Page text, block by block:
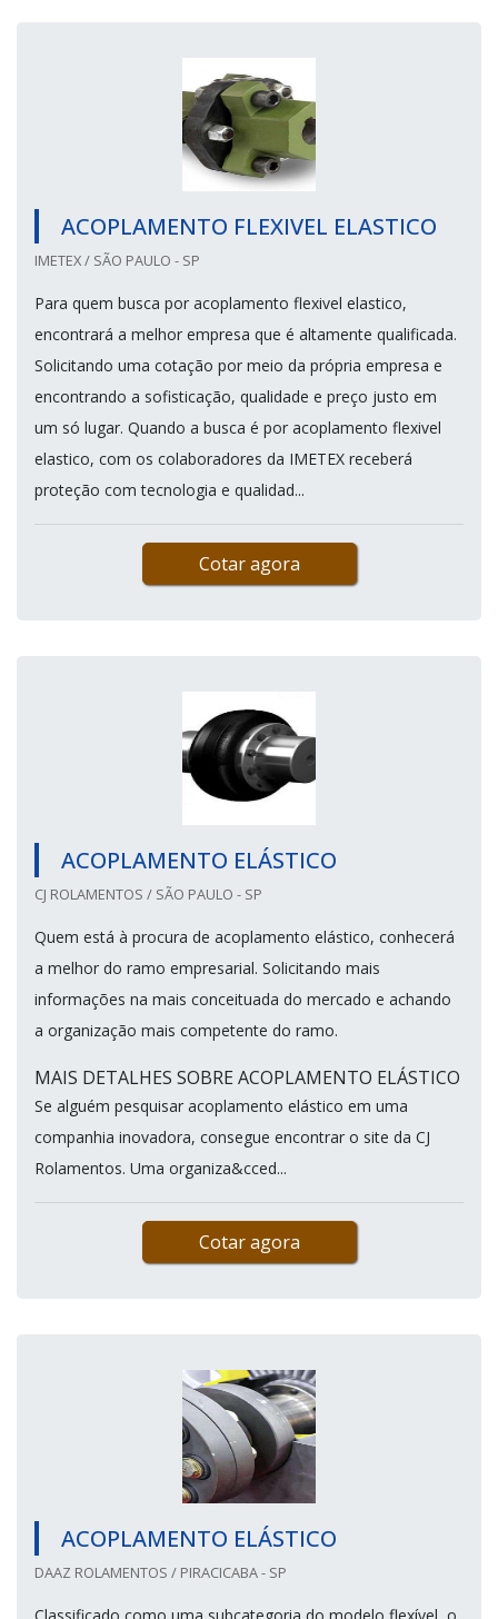
ACOPLAMENTO FLEXIVEL ELASTICO
IMETEX / SÃO PAULO - SP
Para quem busca por acoplamento flexivel elastico,
encontrará a melhor empresa que é altamente qualificada.
Solicitando uma cotação por meio da própria empresa e
encontrando a sofisticação, qualidade e preço justo em
um só lugar. Quando a busca é por acoplamento flexivel
elastico, com os colaboradores da IMETEX receberá
proteção com tecnologia e qualidad...
Cotar agora
ACOPLAMENTO ELÁSTICO
CJ ROLAMENTOS / SÃO PAULO - SP
Quem está à procura de acoplamento elástico, conhecerá
a melhor do ramo empresarial. Solicitando mais
informações na mais conceituada do mercado e achando
a organização mais competente do ramo.
MAIS DETALHES SOBRE ACOPLAMENTO ELÁSTICO
Se alguém pesquisar acoplamento elástico em uma
companhia inovadora, consegue encontrar o site da CJ
Rolamentos. Uma organiza&cced...
Cotar agora
ACOPLAMENTO ELÁSTICO
DAAZ ROLAMENTOS / PIRACICABA - SP